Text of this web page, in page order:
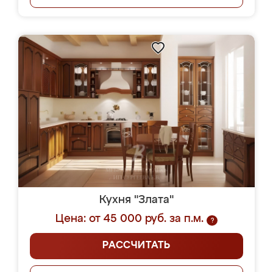
Кухня "Злата"
Цена: от 45 000 руб. за п.м.
?
РАССЧИТАТЬ